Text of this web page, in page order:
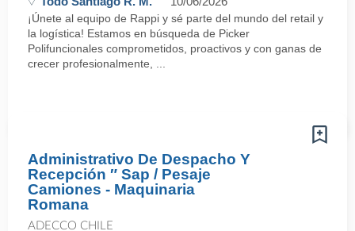
¡Únete al equipo de Rappi y sé parte del mundo del retail y
la logística! Estamos en búsqueda de Picker
Polifuncionales comprometidos, proactivos y con ganas de
crecer profesionalmente, ...
Administrativo De Despacho Y
Recepción ″ Sap / Pesaje
Camiones - Maquinaria
Romana
ADECCO CHILE